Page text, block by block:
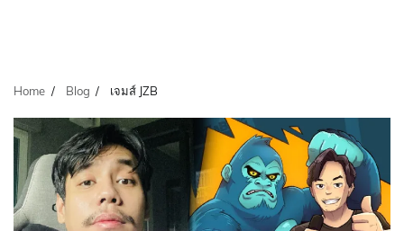
Home Blog เจมส์ JZB